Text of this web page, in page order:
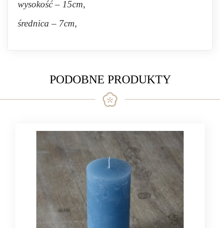
wysokość – 15cm,
średnica – 7cm,
PODOBNE PRODUKTY